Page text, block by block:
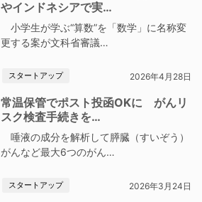
やインドネシアで実…
小学生が学ぶ“算数”を「数学」に名称変
更する案が文科省審議…
スタートアップ 2026年4月28日
常温保管でポスト投函OKに がんリ
スク検査手続きを…
唾液の成分を解析して膵臓（すいぞう）
がんなど最大6つのがん…
スタートアップ 2026年3月24日